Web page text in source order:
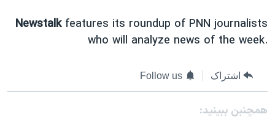
Newstalkfeatures its roundup of PNN journalists
who will analyze news of the week.
اشتراک Follow us
همچنبن ببینید: